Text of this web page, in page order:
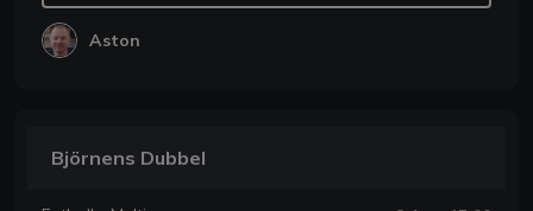
Aston
Björnens Dubbel